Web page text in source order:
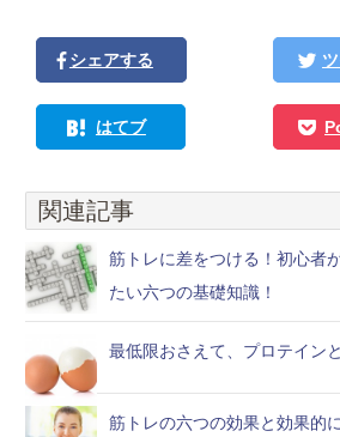
シェアする
はてブ
関連記事
筋トレに差をつける！初心者
たい六つの基礎知識！
最低限おさえて、プロテイン
筋トレの六つの効果と効果的